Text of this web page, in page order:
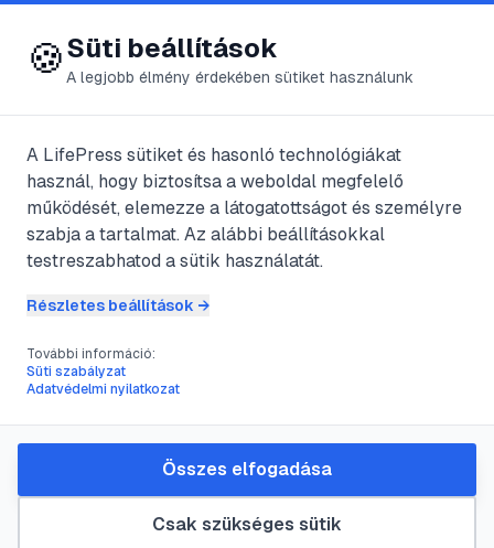
😍 LifePress
@Gerzsonius
2024. július 13. 2 perc olvasás
Állati
kommunikáció
#főemlős
Mi, emberek szánkkal,
hangszalagjainkkal számtalan hangot
tudunk kiadni kommunikáció céljából.
🍪Süti beállítások
A legjobb élmény érdekében sütiket használunk
A LifePress sütiket és hasonló technológiákat
használ, hogy biztosítsa a weboldal megfelelő
működését, elemezze a látogatottságot és személyre
szabja a tartalmat. Az alábbi beállításokkal
testreszabhatod a sütik használatát.
Részletes beállítások →
További információ:
Süti szabályzat
Adatvédelmi nyilatkozat
Csak szükséges sütik
Összes elfogadása